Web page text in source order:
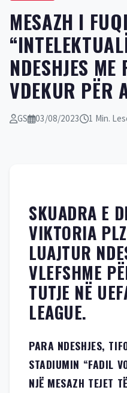
MESAZH I
NDESHJES
VDEKUR PËR
GS 03/08/2023 1 Min.
SKUADRA E
VIKTORIA
LUAJTUR
VLEFSHME
TUTJE NË
LEAGUE.
PARA NDESHJES,
STADIUMIN “FADIL
NJË MESAZH TEJET